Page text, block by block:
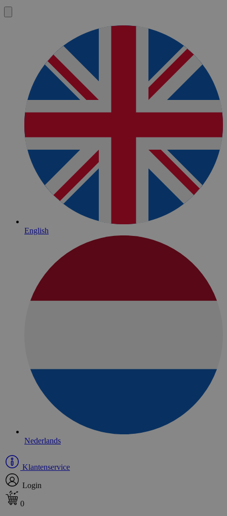
English
Nederlands
Klantenservice
Login
0